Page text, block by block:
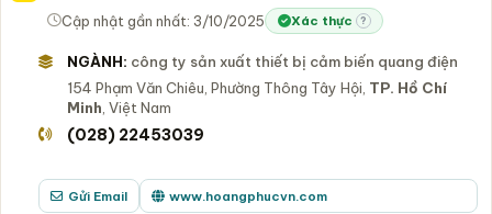
Cập nhật gần nhất: 3/10/2025 Xác thực ?
NGÀNH: công ty sản xuất thiết bị cảm biến quang điện
154 Phạm Văn Chiêu, Phường Thông Tây Hội, TP. Hồ Chí
Minh , Việt Nam
(028) 22453039
Gửi Email www.hoangphucvn.com